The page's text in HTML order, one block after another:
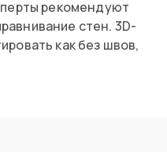
рекомендуют
стен. 3D-
как без швов,